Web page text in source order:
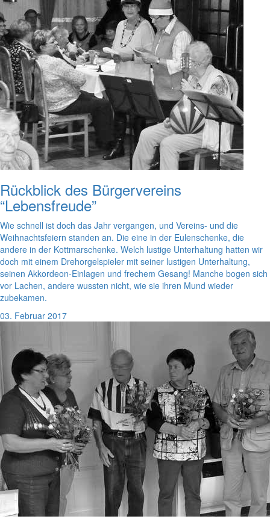
Rückblick des Bürgervereins
“Lebensfreude”
Wie schnell ist doch das Jahr vergangen, und Vereins- und die
Weihnachtsfeiern standen an. Die eine in der Eulenschenke, die
andere in der Kottmarschenke. Welch lustige Unterhaltung hatten wir
doch mit einem Drehorgelspieler mit seiner lustigen Unterhaltung,
seinen Akkordeon-Einlagen und frechem Gesang! Manche bogen sich
vor Lachen, andere wussten nicht, wie sie ihren Mund wieder
zubekamen.
03. Februar 2017